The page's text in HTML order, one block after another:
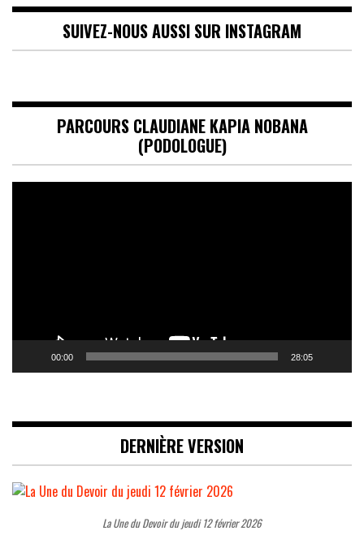
SUIVEZ-NOUS AUSSI SUR INSTAGRAM
PARCOURS CLAUDIANE KAPIA NOBANA
(PODOLOGUE)
00:00 28:05
DERNIÈRE VERSION
La Une du Devoir du jeudi 12 février 2026